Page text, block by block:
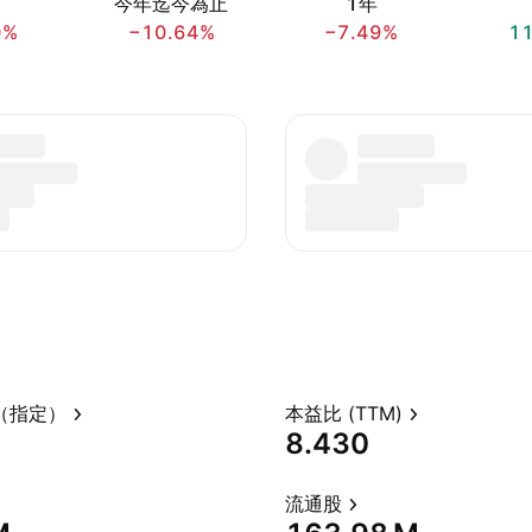
−10.64%
−7.49%
定） 本益比 (TTM)
8.430
流通股